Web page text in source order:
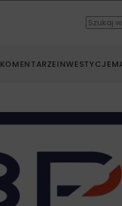
KOMENTARZEINWESTYCJE